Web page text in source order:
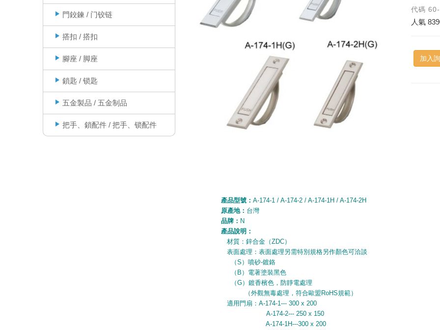
代碼
人氣
加入
產品型號： A-174-1 / A-174-2 / A-174-1H / A-174-2H
原產地： 台灣
品牌： N
產品說明：
材質：鋅合金（ZDC）
表面處理：表面處理另需特別規格另作顏色可洽談
（S ）噴砂-鍍鉻
（ B ）電著塗裝黑色
（G）鍍香檳色，防靜電處理
（外觀無毒處理，符合歐盟 RoHS規範）
適用門扇： A-174-1--- 300 x 200
A-174-2--- 250 x 150
A-174-1H---300 x 200
門鉸鍊 / 门铰链
搭扣 / 搭扣
腳座 / 脚座
鎖匙 / 锁匙
五金製品 / 五金制品
把手、鎖配件 / 把手、锁配件